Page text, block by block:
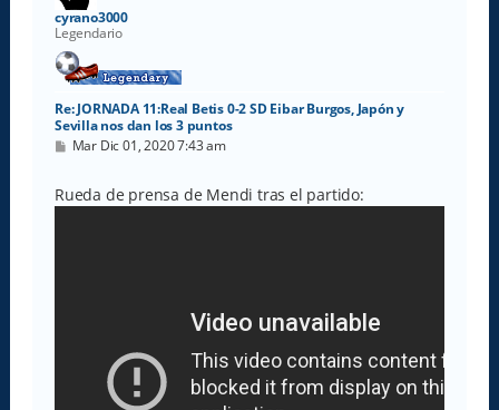
cyrano3000
Legendario
Re: JORNADA 11:Real Betis 0-2 SD Eibar Burgos, Japón y
Sevilla nos dan los 3 puntos
M
s
a
Mar Dic 01, 2020 7:43 am
Rueda de prensa de Mendi tras el partido: